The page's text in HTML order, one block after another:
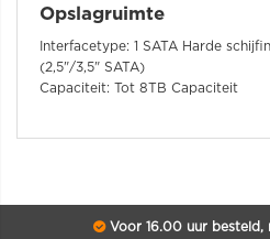
Opslagruimte
Interfacetype: 1 SATA Harde
(2,5"/3,5" SATA)
Capaciteit: Tot 8TB Capaciteit
Voor 16.00 uur besteld,